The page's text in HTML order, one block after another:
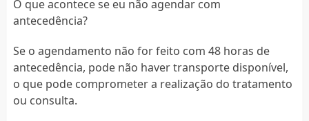
O que acontece se eu não agendar com
antecedência?
Se o agendamento não for feito com 48 horas de
antecedência, pode não haver transporte disponível,
o que pode comprometer a realização do tratamento
ou consulta.